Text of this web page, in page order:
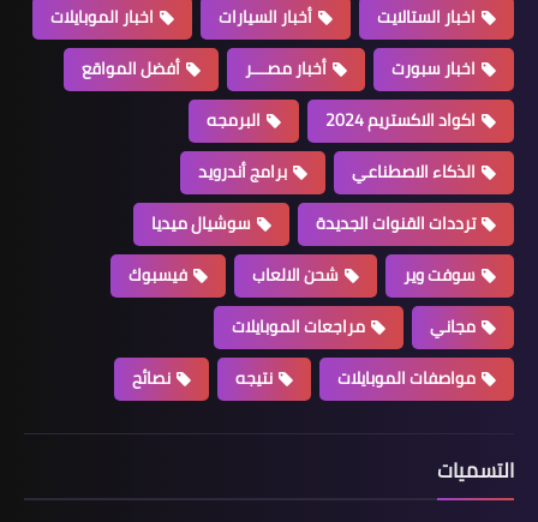
اخبار الستالايت أخبار السيارات
اخبار الموبايلات
اخبار سبورت
أخبار مصـــر
أفضل المواقع
اكواد الاكستريم 2024
البرمجه
الذكاء الاصطناعي
برامج أندرويد
ترددات القنوات الجديدة
سوشيال ميديا
سوفت وير
شحن الالعاب
فيسبوك
مجاني
مراجعات الموبايلات
مواصفات الموبايلات
نتيجه نصائح
التسميات